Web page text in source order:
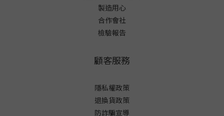
製造用心
合作會社
檢驗報告
顧客服務
隱私權政策
退換貨政策
防詐騙宣導